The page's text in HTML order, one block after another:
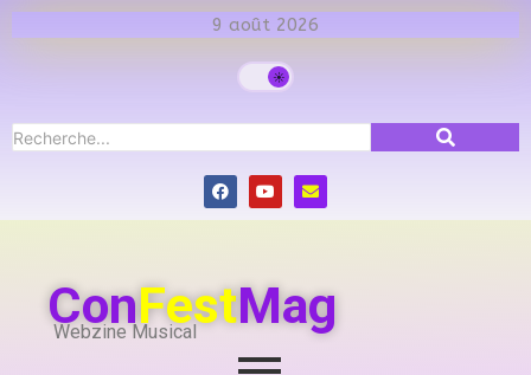
9 août 2026
ConFestMag
Webzine Musical